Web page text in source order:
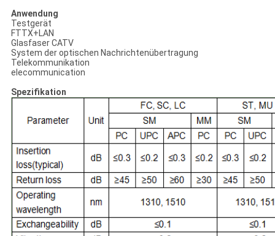
Anwendung
Testgerät
FTTX+LAN
Glasfaser CATV
System der optischen Nachrichtenübertragung
Telekommunikation
elecommunication
Spezifikation